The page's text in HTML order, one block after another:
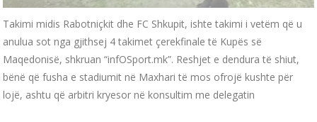
Takimi midis Rabotniçkit dhe FC Shkupit, ishte takimi i vetëm që u
anulua sot nga gjithsej 4 takimet çerekfinale të Kupës së
Maqedonisë, shkruan “infOSport.mk”. Reshjet e dendura të shiut,
bënë që fusha e stadiumit në Maxhari të mos ofrojë kushte për
lojë, ashtu që arbitri kryesor në konsultim me delegatin